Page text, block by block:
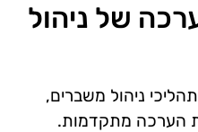
של ניהול
ניהול משברים,
הערכה מתקדמות.